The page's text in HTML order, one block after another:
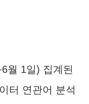
월 1일) 집계된
터 연관어 분석